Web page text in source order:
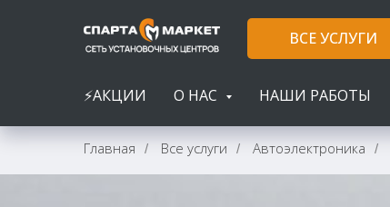
ВСЕ УСЛУГИ
⚡АКЦИИ О НАС НАШИ РАБОТЫ
Главная / Все услуги / Автоэлектроника /